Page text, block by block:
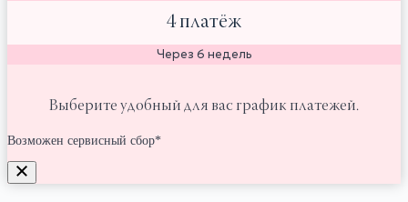
4 платёж
Через 6 недель
Выберите удобный для вас график платежей.
Возможен сервисный сбор*